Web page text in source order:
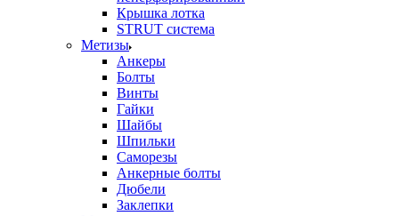
Крышка лотка
STRUT система
Метизы
Анкеры
Болты
Винты
Гайки
Шайбы
Шпильки
Саморезы
Анкерные болты
Дюбели
Заклепки